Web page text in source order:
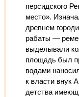
персидского
место».
древнем
рабаты —
выделывали
площадь был
водами
к власти внук
детства